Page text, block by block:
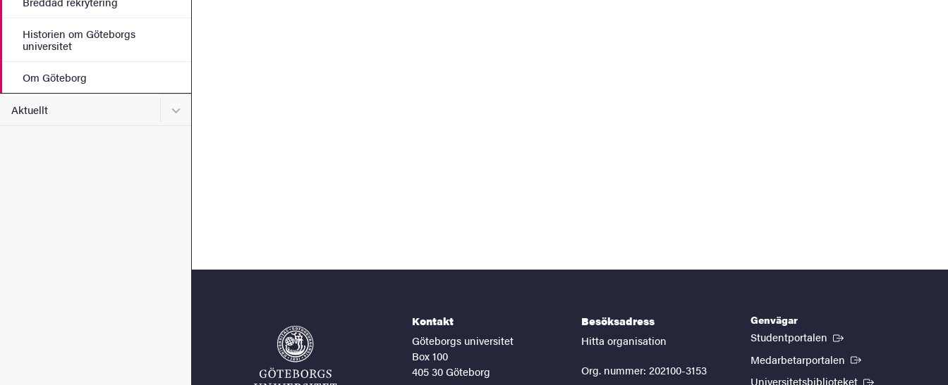
Historien om Göteborgs
universitet
Om Göteborg
Aktuellt Undermeny för Aktuellt
Kontakt
Göteborgs universitet
Box 100
405 30 Göteborg
Besöksadress
Hitta organisation
Org. nummer: 202100-3153
Genvägar
Studentportalen (Extern länk)
Medarbetarportalen (Extern länk)
Universitetsbiblioteket (Extern länk)